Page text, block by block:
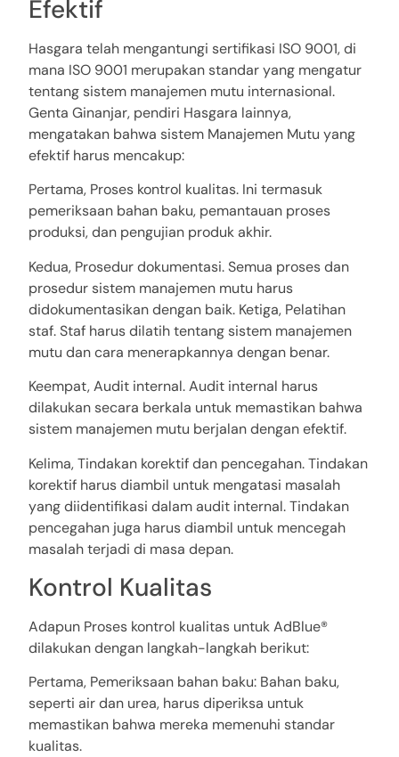
Efektif
Hasgara telah mengantungi sertifikasi ISO 9001, di
mana ISO 9001 merupakan standar yang mengatur
tentang sistem manajemen mutu internasional.
Genta Ginanjar, pendiri Hasgara lainnya,
mengatakan bahwa sistem Manajemen Mutu yang
efektif harus mencakup:
Pertama, Proses kontrol kualitas. Ini termasuk
pemeriksaan bahan baku, pemantauan proses
produksi, dan pengujian produk akhir.
Kedua, Prosedur dokumentasi. Semua proses dan
prosedur sistem manajemen mutu harus
didokumentasikan dengan baik. Ketiga, Pelatihan
staf. Staf harus dilatih tentang sistem manajemen
mutu dan cara menerapkannya dengan benar.
Keempat, Audit internal. Audit internal harus
dilakukan secara berkala untuk memastikan bahwa
sistem manajemen mutu berjalan dengan efektif.
Kelima, Tindakan korektif dan pencegahan. Tindakan
korektif harus diambil untuk mengatasi masalah
yang diidentifikasi dalam audit internal. Tindakan
pencegahan juga harus diambil untuk mencegah
masalah terjadi di masa depan.
Kontrol Kualitas
Adapun Proses kontrol kualitas untuk AdBlue®
dilakukan dengan langkah-langkah berikut:
Pertama, Pemeriksaan bahan baku: Bahan baku,
seperti air dan urea, harus diperiksa untuk
memastikan bahwa mereka memenuhi standar
kualitas.